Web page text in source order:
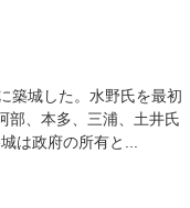
築城した。水野氏を最初
部、本多、三浦、土井氏
は政府の所有と...